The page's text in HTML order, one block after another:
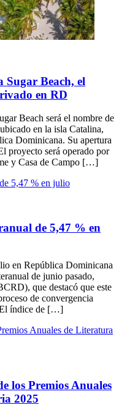
Sugar Beach, el
en RD
Beach será el nombre de
en la isla Catalina,
Dominicana. Su apertura
proyecto será operado por
y Casa de Campo […]
de 5,47 % en
en República Dominicana
de junio pasado,
que destacó que este
de convergencia
El índice de […]
los Premios Anuales
2025